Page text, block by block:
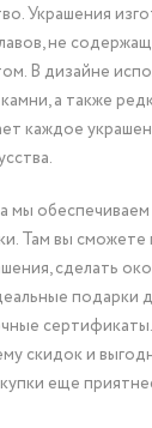
Украшения
не
В дизайне
а также
каждое
мы
Там вы
сделать
подарки
скидок и
еще